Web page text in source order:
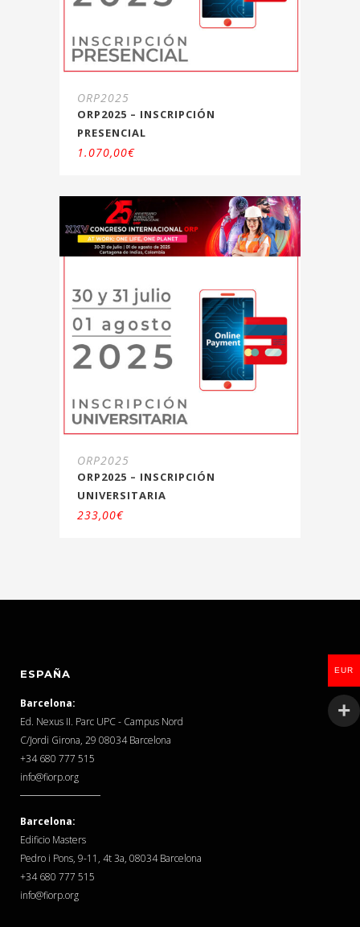
ORP2025
ORP2025 – INSCRIPCIÓN
PRESENCIAL
1.070,00€
ORP2025
ORP2025 – INSCRIPCIÓN
UNIVERSITARIA
233,00€
ESPAÑA
Barcelona:
Ed. Nexus II. Parc UPC - Campus Nord
C/Jordi Girona, 29 08034 Barcelona
‎+34 680 777 515
info@fiorp.org
Barcelona:
Edificio Masters
Pedro i Pons, 9-11, 4t 3a, 08034 Barcelona
‎+34 680 777 515
info@fiorp.org
EUR